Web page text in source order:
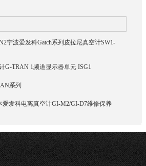
宁波爱发科Gatch系列皮拉尼真空计SW1-
G-TRAN 1频道显示器单元 ISG1
系列
爱发科电离真空计GI-M2/GI-D7维修保养